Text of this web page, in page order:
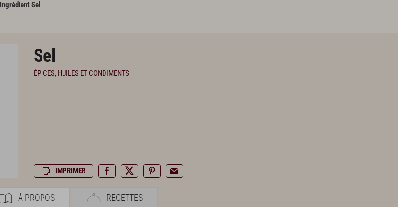
Ingrédient Sel
Sel
ÉPICES, HUILES ET CONDIMENTS
IMPRIMER
À PROPOS RECETTES